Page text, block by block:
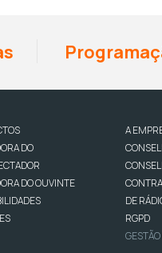
DO
DO OUVINTE
A
DE
RGPD